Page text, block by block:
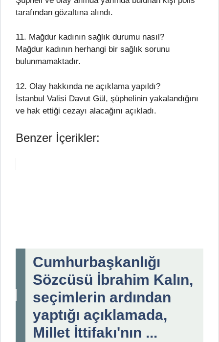
tarafından gözaltına alındı.
11. Mağdur kadının sağlık durumu nasıl?
Mağdur kadının herhangi bir sağlık sorunu
bulunmamaktadır.
12. Olay hakkında ne açıklama yapıldı?
İstanbul Valisi Davut Gül, şüphelinin yakalandığını
ve hak ettiği cezayı alacağını açıkladı.
Benzer İçerikler:
Cumhurbaşkanlığı
Sözcüsü İbrahim Kalın,
seçimlerin ardından
yaptığı açıklamada,
Millet İttifakı'nın ...